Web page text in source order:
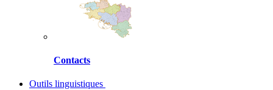
Contacts
Outils linguistiques